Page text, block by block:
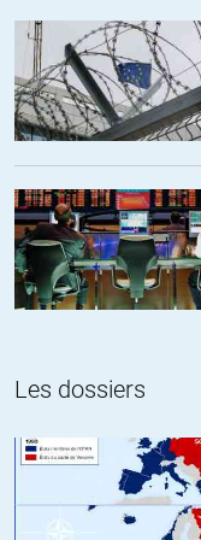
avec ce lien où
L’indice pour la
http://
Le Point relaie avec
d’un point en 2013
place à la 39e, a
« inquiétante »,
« Point d’orgue de
http://
Les dossiers